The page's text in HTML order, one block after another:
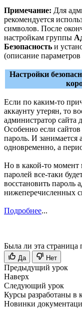
Примечание: Для
рекомендуется
символов. После
настройкам группы
Безопасность и
(описание параметров
Настройки
Если по каким-то
аккаунту утерян, то
администратор сайта
Особенно если
пароль. И занимается
одновременно, а
Но в какой-то момент
паролей все-таки
восстановить пароль
нижеперечисленных
Подробнее...
Была ли эта страница
Да Нет
Предыдущий урок
Наверх
Следующий урок
Курсы разработаны в
Новинки